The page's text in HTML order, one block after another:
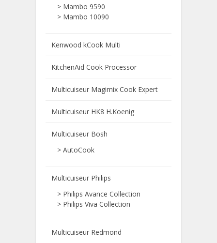
> Mambo 9590
> Mambo 10090
Kenwood kCook Multi
KitchenAid Cook Processor
Multicuiseur Magimix Cook Expert
Multicuiseur HK8 H.Koenig
Multicuiseur Bosh
> AutoCook
Multicuiseur Philips
> Philips Avance Collection
> Philips Viva Collection
Multicuiseur Redmond